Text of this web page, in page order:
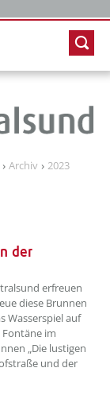
Archiv
2023
der
titel ???
erfreuen
diese Brunnen
Wasserspiel auf
im
„Die lustigen
und der